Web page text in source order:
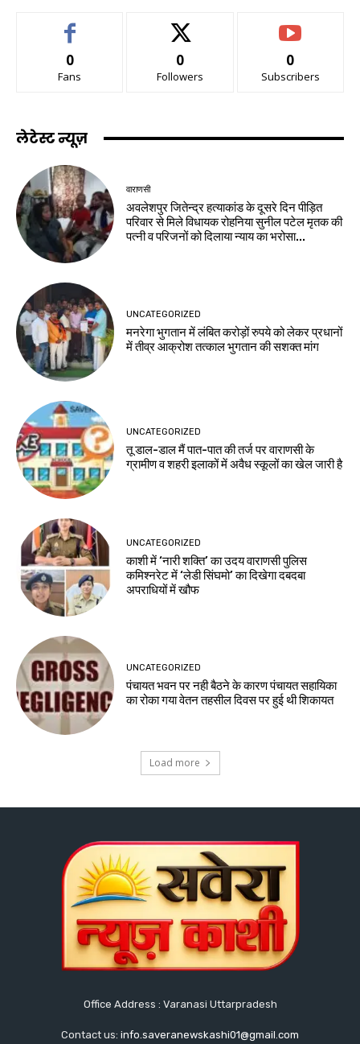
0
Fans
0
Followers
0
Subscribers
लेटेस्ट न्यूज़
वाराणसी
अवलेशपुर जितेन्द्र हत्याकांड के दूसरे दिन पीड़ित
परिवार से मिले विधायक रोहनिया सुनील पटेल मृतक की
पत्नी व परिजनों को दिलाया न्याय का भरोसा...
UNCATEGORIZED
मनरेगा भुगतान में लंबित करोड़ों रुपये को लेकर प्रधानों
में तीव्र आक्रोश तत्काल भुगतान की सशक्त मांग
UNCATEGORIZED
तू डाल-डाल मैं पात-पात की तर्ज पर वाराणसी के
ग्रामीण व शहरी इलाकों में अवैध स्कूलों का खेल जारी है
UNCATEGORIZED
काशी में ‘नारी शक्ति’ का उदय वाराणसी पुलिस
कमिश्नरेट में ‘लेडी सिंघमो’ का दिखेगा दबदबा
अपराधियों में खौफ
UNCATEGORIZED
पंचायत भवन पर नही बैठने के कारण पंचायत सहायिका
का रोका गया वेतन तहसील दिवस पर हुई थी शिकायत
Load more
Office Address : Varanasi Uttarpradesh
Contact us: info.saveranewskashi01@gmail.com